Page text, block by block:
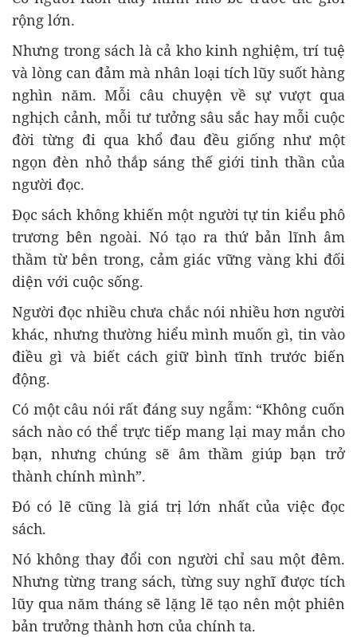
rộng lớn.
Nhưng trong sách là cả kho kinh nghiệm, trí tuệ
và lòng can đảm mà nhân loại tích lũy suốt hàng
nghìn năm. Mỗi câu chuyện về sự vượt qua
nghịch cảnh, mỗi tư tưởng sâu sắc hay mỗi cuộc
đời từng đi qua khổ đau đều giống như một
ngọn đèn nhỏ thắp sáng thế giới tinh thần của
người đọc.
Đọc sách không khiến một người tự tin kiểu phô
trương bên ngoài. Nó tạo ra thứ bản lĩnh âm
thầm từ bên trong, cảm giác vững vàng khi đối
diện với cuộc sống.
Người đọc nhiều chưa chắc nói nhiều hơn người
khác, nhưng thường hiểu mình muốn gì, tin vào
điều gì và biết cách giữ bình tĩnh trước biến
động.
Có một câu nói rất đáng suy ngẫm: “Không cuốn
sách nào có thể trực tiếp mang lại may mắn cho
bạn, nhưng chúng sẽ âm thầm giúp bạn trở
thành chính mình”.
Đó có lẽ cũng là giá trị lớn nhất của việc đọc
sách.
Nó không thay đổi con người chỉ sau một đêm.
Nhưng từng trang sách, từng suy nghĩ được tích
lũy qua năm tháng sẽ lặng lẽ tạo nên một phiên
bản trưởng thành hơn của chính ta.